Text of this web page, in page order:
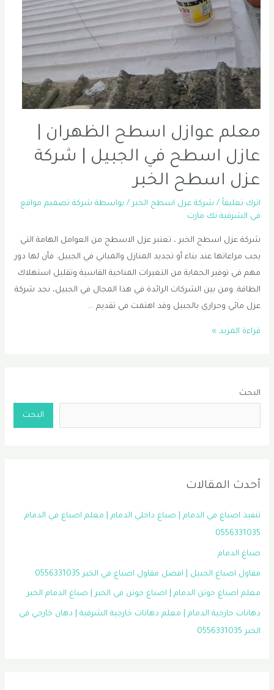
معلم عوازل اسطح الظهران |
عازل اسطح في الجبيل | شركة
عزل اسطح الخبر
اترك تعليقاً / شركة عزل اسطح الخبر/ بواسطة شركة تصميم مواقع
في الشرقية تك مارت
شركة عزل اسطح الخبر ، تعتبر عزل الاسطح من العوامل الهامة التي
يجب مراعاتها عند بناء أو تجديد المنازل والمباني في الجبيل. فأن لها دور
مهم في توفير الحماية من التغيرات المناخية القاسية وتقليل استهلاك
الطاقة. ومن بين الشركات الرائدة في هذا المجال في الجبيل، نجد شركة
عزل مائي وحراري بالجبيل وقد اهتمت في تقديم …
معلم
|
اسطح
|
عزل
اسطح
قراءة المزيد »
البحث
البحث
أحدث المقالات
تنفيذ اصباغ في الدمام | صباغ داخلي الدمام | معلم اصباغ في الدمام
0556331035
صباغ الدمام
مقاول اصباغ الجبيل | افضل مقاول اصباغ في الخبر 0556331035
معلم اصباغ جوتن الدمام | اصباغ جوتن في الخبر | صباغ الدمام الخبر
دهانات خارجية الدمام | معلم دهانات خارجية الشرقية | دهان خارجي في
الخبر 0556331035